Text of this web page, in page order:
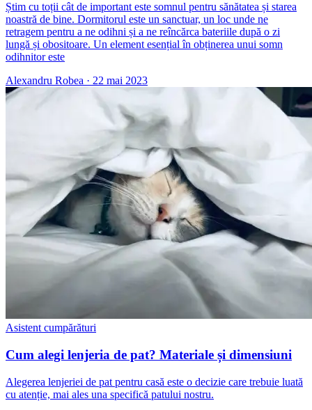
Știm cu toții cât de important este somnul pentru sănătatea și starea
noastră de bine. Dormitorul este un sanctuar, un loc unde ne
retragem pentru a ne odihni și a ne reîncărca bateriile după o zi
lungă și obositoare. Un element esențial în obținerea unui somn
odihnitor este
Alexandru Robea · 22 mai 2023
Asistent cumpărături
Cum alegi lenjeria de pat? Materiale și dimensiuni
Alegerea lenjeriei de pat pentru casă este o decizie care trebuie luată
cu atenție, mai ales una specifică patului nostru.